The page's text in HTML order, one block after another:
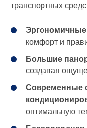
транспортных
Эргономичные
комфорт и
Большие
создавая
Современные
оптимальную